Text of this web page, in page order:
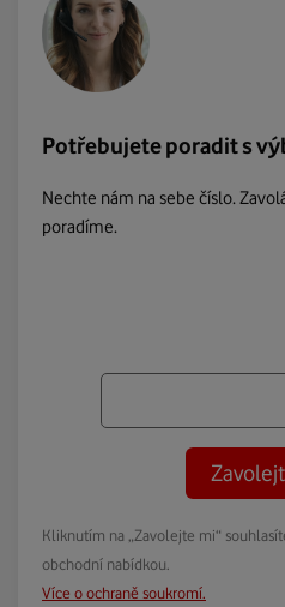
Potřebujete poradit s
Nechte nám na sebe číslo.
poradíme.
Kliknutím na „Zavolejte mi“
obchodní nabídkou.
Více o ochraně soukromí.